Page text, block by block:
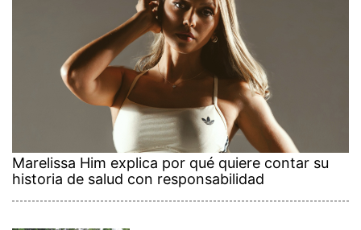
Marelissa Him explica por qué quiere contar su
historia de salud con responsabilidad